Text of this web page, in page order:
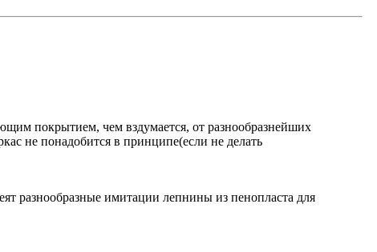
покрытием, чем вздумается, от разнообразнейших
не понадобится в принципе(если не делать
разнообразные имитации лепнины из пенопласта для